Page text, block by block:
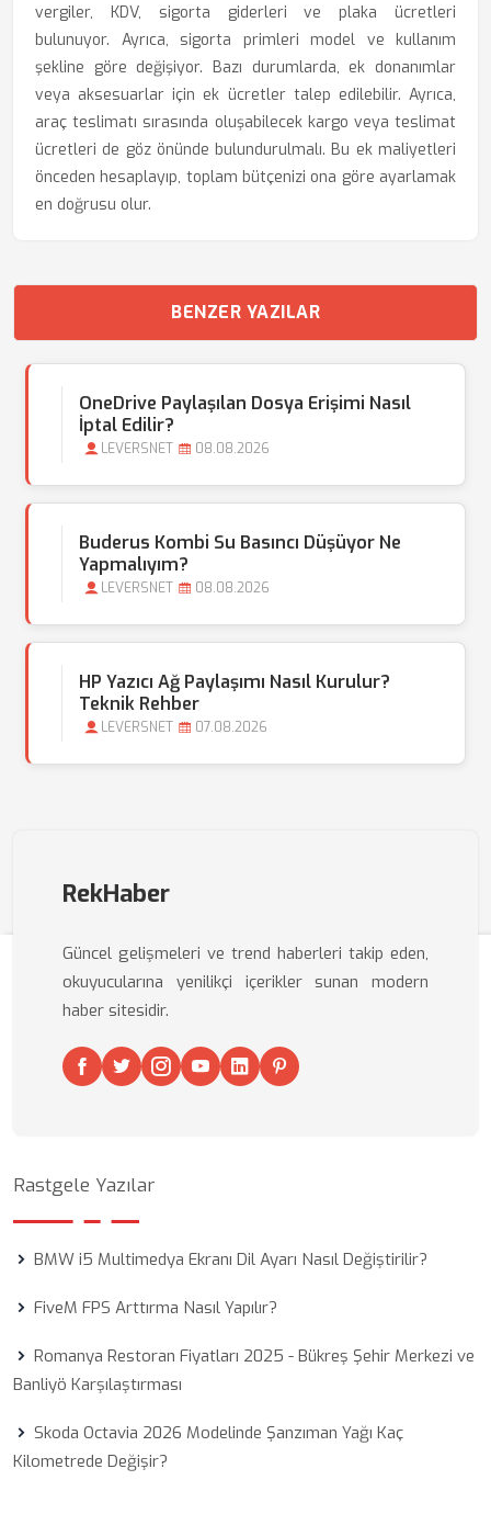
vergiler, KDV, sigorta giderleri ve plaka ücretleri
bulunuyor. Ayrıca, sigorta primleri model ve kullanım
şekline göre değişiyor. Bazı durumlarda, ek donanımlar
veya aksesuarlar için ek ücretler talep edilebilir. Ayrıca,
araç teslimatı sırasında oluşabilecek kargo veya teslimat
ücretleri de göz önünde bulundurulmalı. Bu ek maliyetleri
önceden hesaplayıp, toplam bütçenizi ona göre ayarlamak
en doğrusu olur.
BENZER YAZILAR
OneDrive Paylaşılan Dosya Erişimi Nasıl
İptal Edilir?
LEVERSNET 08.08.2026
Buderus Kombi Su Basıncı Düşüyor Ne
Yapmalıyım?
LEVERSNET 08.08.2026
HP Yazıcı Ağ Paylaşımı Nasıl Kurulur?
Teknik Rehber
LEVERSNET 07.08.2026
RekHaber
Güncel gelişmeleri ve trend haberleri takip eden,
okuyucularına yenilikçi içerikler sunan modern
haber sitesidir.
Rastgele Yazılar
BMW i5 Multimedya Ekranı Dil Ayarı Nasıl Değiştirilir?
FiveM FPS Arttırma Nasıl Yapılır?
Romanya Restoran Fiyatları 2025 - Bükreş Şehir Merkezi ve
Banliyö Karşılaştırması
Skoda Octavia 2026 Modelinde Şanzıman Yağı Kaç
Kilometrede Değişir?